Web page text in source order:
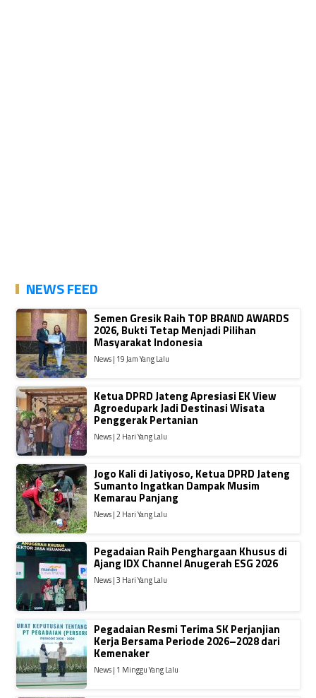
NEWS FEED
Semen Gresik Raih TOP BRAND AWARDS
2026, Bukti Tetap Menjadi Pilihan
Masyarakat Indonesia
News | 19 Jam Yang Lalu
Ketua DPRD Jateng Apresiasi EK View
Agroedupark Jadi Destinasi Wisata
Penggerak Pertanian
News | 2 Hari Yang Lalu
Jogo Kali di Jatiyoso, Ketua DPRD Jateng
Sumanto Ingatkan Dampak Musim
Kemarau Panjang
News | 2 Hari Yang Lalu
Pegadaian Raih Penghargaan Khusus di
Ajang IDX Channel Anugerah ESG 2026
News | 3 Hari Yang Lalu
Pegadaian Resmi Terima SK Perjanjian
Kerja Bersama Periode 2026–2028 dari
Kemenaker
News | 1 Minggu Yang Lalu